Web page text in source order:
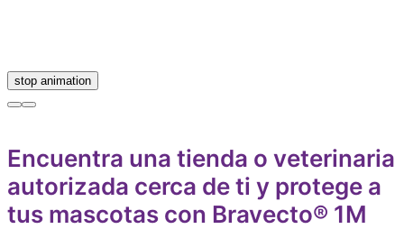
stop animationStop
Encuentra una tienda o veterinaria
autorizada cerca de ti y protege a
tus mascotas con Bravecto® 1M